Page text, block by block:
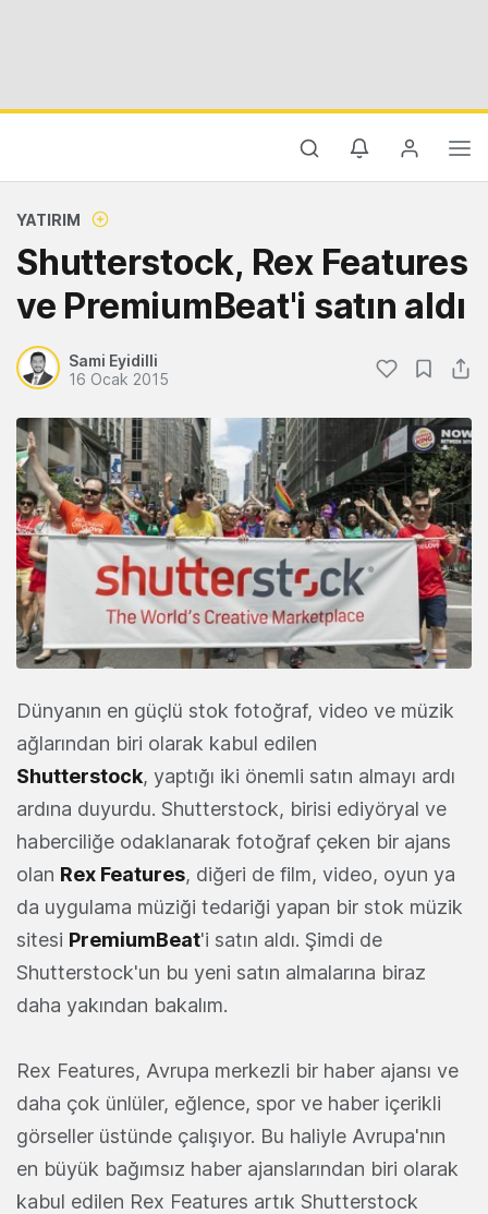
YATIRIM
Shutterstock, Rex Features
ve PremiumBeat'i satın aldı
Sami Eyidilli
16 Ocak 2015
Dünyanın en güçlü stok fotoğraf, video ve müzik
ağlarından biri olarak kabul edilen
Shutterstock, yaptığı iki önemli satın almayı ardı
ardına duyurdu. Shutterstock, birisi ediyöryal ve
haberciliğe odaklanarak fotoğraf çeken bir ajans
olan Rex Features, diğeri de film, video, oyun ya
da uygulama müziği tedariği yapan bir stok müzik
sitesi PremiumBeat'i satın aldı. Şimdi de
Shutterstock'un bu yeni satın almalarına biraz
daha yakından bakalım.
Rex Features, Avrupa merkezli bir haber ajansı ve
daha çok ünlüler, eğlence, spor ve haber içerikli
görseller üstünde çalışıyor. Bu haliyle Avrupa'nın
en büyük bağımsız haber ajanslarından biri olarak
kabul edilen Rex Features artık Shutterstock